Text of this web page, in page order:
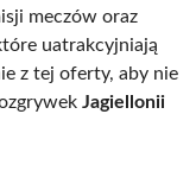
meczów oraz
uatrakcyjniają
z tej oferty, aby nie
Jagiellonii